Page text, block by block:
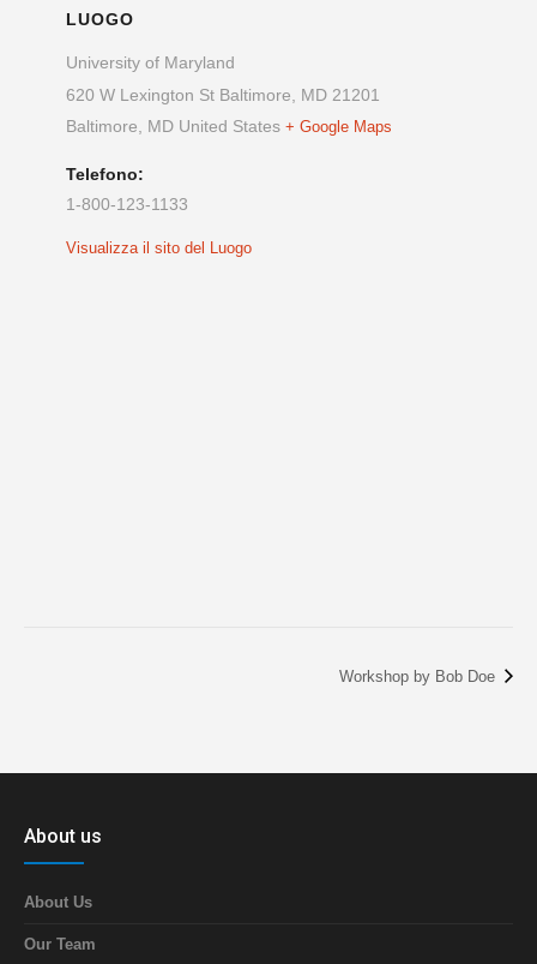
LUOGO
University of Maryland
620 W Lexington St Baltimore, MD 21201
Baltimore
MD United States + Google Maps
Telefono:
1-800-123-1133
Visualizza il sito del Luogo
Workshop by Bob Doe
About us
About Us
Our Team